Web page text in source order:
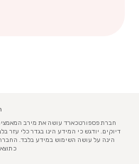
חברת פספורטכארד עושה את מירב המאמצים
דיוקים. יודגש כי המידע הינו בגדר כלי עזר
הינה על עושה השימוש במידע בלבד.